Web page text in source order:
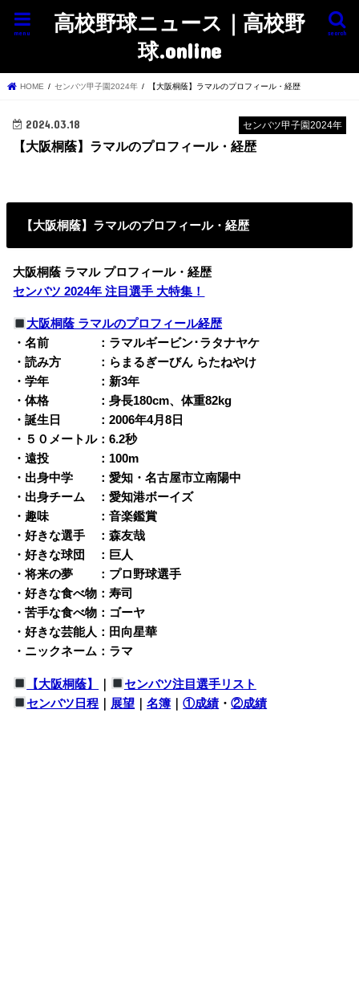
高校野球ニュース｜高校野
球.online
search
menu
HOME センバツ甲子園2024年 【大阪桐蔭】ラマルのプロフィール・経歴
センバツ甲子園2024年
2024.03.18
【大阪桐蔭】ラマルのプロフィール・経歴
【大阪桐蔭】ラマルのプロフィール・経歴
大阪桐蔭 ラマル プロフィール・経歴
センバツ 2024年 注目選手 大特集！
大阪桐蔭 ラマルのプロフィール経歴
・名前 ：ラマルギービン･ラタナヤケ
・読み方 ：らまるぎーびん らたねやけ
・学年 ：新3年
・体格 ：身長180cm、体重82kg
・誕生日 ：2006年4月8日
・５０メートル：6.2秒
・遠投 ：100m
・出身中学 ：愛知・名古屋市立南陽中
・出身チーム ：愛知港ボーイズ
・趣味 ：音楽鑑賞
・好きな選手 ：森友哉
・好きな球団 ：巨人
・将来の夢 ：プロ野球選手
・好きな食べ物：寿司
・苦手な食べ物：ゴーヤ
・好きな芸能人：田向星華
・ニックネーム：ラマ
【大阪桐蔭】 ｜
センバツ注目選手リスト
センバツ日程 ｜ 展望 ｜名簿 ｜①成績 ・②成績